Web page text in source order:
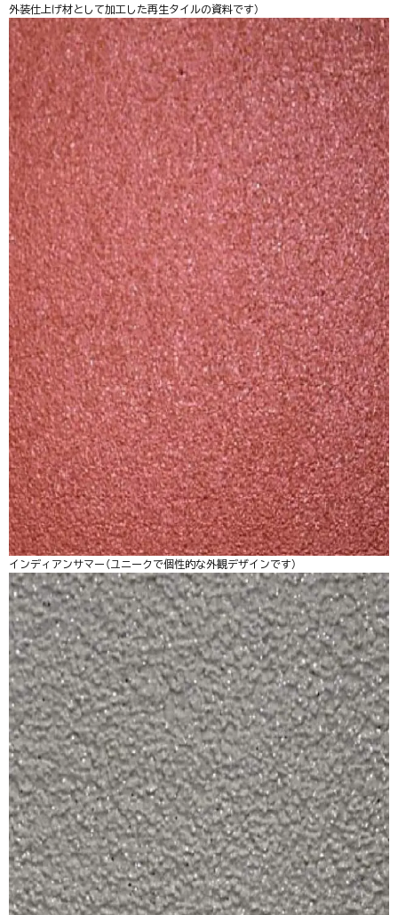
外装仕上げ材として加工した再生タイルの資料です）
インディアンサマー（ユニークで個性的な外観デザインです）